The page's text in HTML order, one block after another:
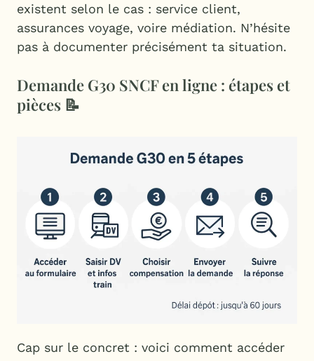
existent selon le cas : service client,
assurances voyage, voire médiation. N’hésite
pas à documenter précisément ta situation.
Demande G30 SNCF en ligne : étapes et
pièces 📝
Cap sur le concret : voici comment accéder